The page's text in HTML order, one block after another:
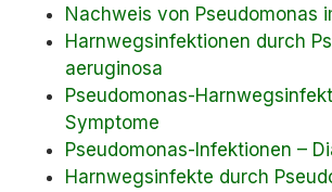
Nachweis von Pseudomonas
Harnwegsinfektionen durch
aeruginosa
Pseudomonas-
Symptome
Pseudomonas-Infektionen –
Harnwegsinfekte durch